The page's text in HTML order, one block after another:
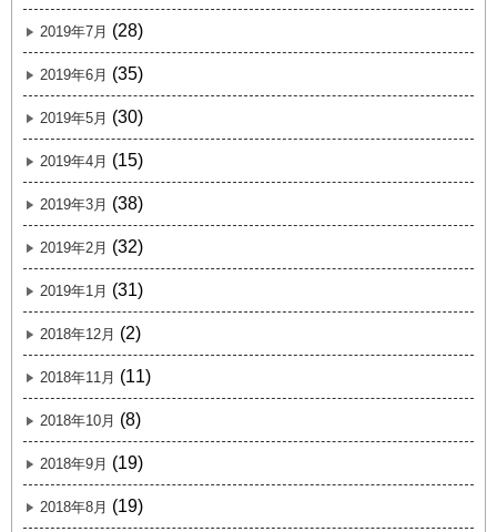
2019年7月 (28)
2019年6月 (35)
2019年5月 (30)
2019年4月 (15)
2019年3月 (38)
2019年2月 (32)
2019年1月 (31)
2018年12月 (2)
2018年11月 (11)
2018年10月 (8)
2018年9月 (19)
2018年8月 (19)